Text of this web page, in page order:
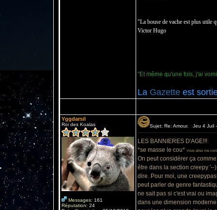
"La bouse de vache est plus utile
Victor Hugo
"Et même qu'une fois, j'ai
La Gazette est
Yggdarsil
Roi des Koalas
Messages: 161
Réputation: 24
Sujet: Re: Amour. Jeu 4 Juil
LES BANNIERES D'AGE!!!
*se masse le cou* Vous allez me
On peut considérer ça
être dans la section creepy
dire. Pour moi, une
peut parler de genre
ne sait pas si c'est vrai ou
dans une dimension